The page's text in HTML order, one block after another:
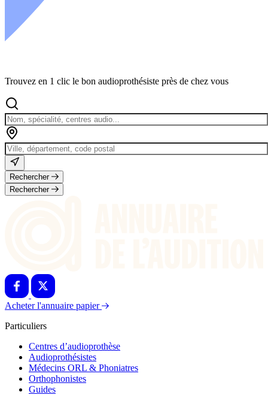
Trouvez en 1 clic le bon audioprothésiste près de chez vous
Rechercher
Rechercher
Acheter l'annuaire papier
Particuliers
Centres d’audioprothèse
Audioprothésistes
Médecins ORL & Phoniatres
Orthophonistes
Guides